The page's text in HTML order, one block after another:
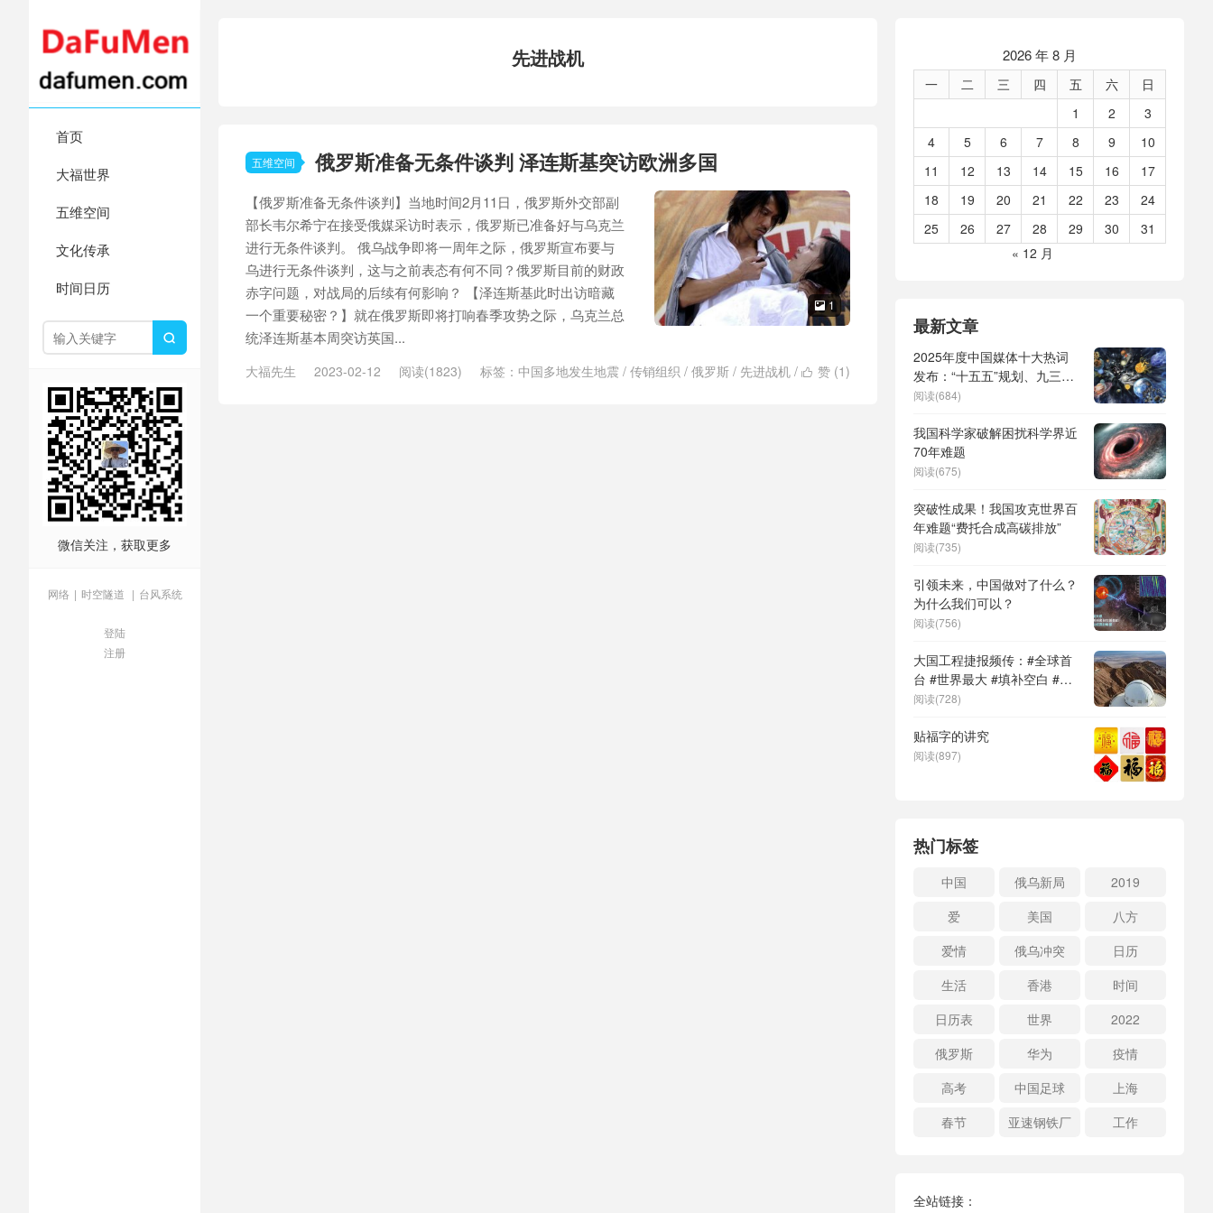
首页
大福世界
五维空间
文化传承
时间日历

微信关注，获取更多
网络 | 时空隧道 | 台风系统
登陆
注册
先进战机
五维空间 俄罗斯准备无条件谈判 泽连斯基突访欧洲多国
 1
【俄罗斯准备无条件谈判】当地时间2月11日，俄罗斯外交部副
部长韦尔希宁在接受俄媒采访时表示，俄罗斯已准备好与乌克兰
进行无条件谈判。 俄乌战争即将一周年之际，俄罗斯宣布要与
乌进行无条件谈判，这与之前表态有何不同？俄罗斯目前的财政
赤字问题，对战局的后续有何影响？ 【泽连斯基此时出访暗藏
一个重要秘密？】就在俄罗斯即将打响春季攻势之际，乌克兰总
统泽连斯基本周突访英国...
 赞 (1)
大福先生 2023-02-12 阅读(1823) 标签： 中国多地发生地震 / 传销组织 / 俄罗斯 / 先进战机 /
2026 年 8 月
一 二 三 四 五 六
日
1
2
3
4
5 6 7 8 9
10
11
12 13 14 15 16
17
18
19 20 21 22 23
24
25
26 27 28 29 30
31
« 12 月
最新文章
2025年度中国媒体十大热词
发布：“十五五”规划、九三阅
兵、全球治理倡议、
形机器人、苏超、票根经济、
育儿补贴、科学素养、网络生
态治理
阅读(684)
我国科学家破解困扰科学界近
70年难题
阅读(675)
突破性成果！我国攻克世界百
年难题“费托合成高碳排放”
阅读(735)
引领未来，中国做对了什么？
为什么我们可以？
阅读(756)
大国工程捷报频传：#全球首
台 #世界最大 #填补空白 #突
破关键节点
阅读(728)
贴福字的讲究
阅读(897)
热门标签
中国 俄乌新局
2019
爱
美国
八方
爱情
俄乌冲突
日历
生活
香港
时间
日历表
世界
2022
俄罗斯
华为
疫情
高考
中国足球
上海
春节
亚速钢铁厂 工作
全站链接：